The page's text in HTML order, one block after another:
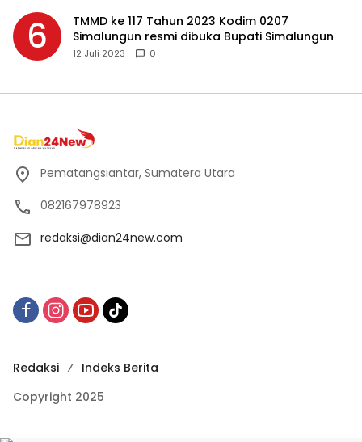
6
TMMD ke 117 Tahun 2023 Kodim 0207
Simalungun resmi dibuka Bupati Simalungun
12 Juli 2023 0
Pematangsiantar, Sumatera Utara
082167978923
redaksi@dian24new.com
Redaksi
Indeks Berita
Copyright 2025